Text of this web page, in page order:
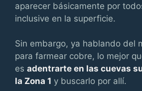
aparecer básicamente por
inclusive en la superficie.
Sin embargo, ya hablando del
para farmear cobre, lo mejor
es adentrarte en las cuevas
la Zona 1 y buscarlo por allí.